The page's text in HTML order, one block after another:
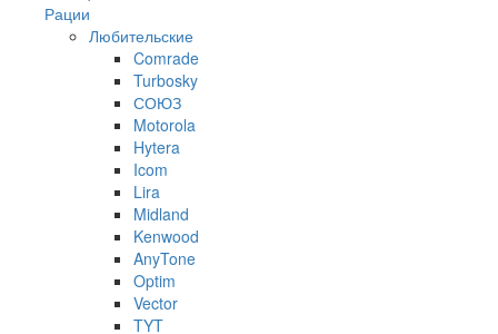
Рации
Любительские
Comrade
Turbosky
СОЮЗ
Motorola
Hytera
Icom
Lira
Midland
Kenwood
AnyTone
Optim
Vector
TYT